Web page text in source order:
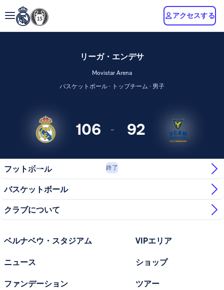
アクセスする
リーガ・エンデサ
Movistar Arena
バスケットボール · トップチーム · 男子
106 - 92
Real Madrid 終了
フットボール
バスケットボール
クラブについて
ベルナベウ・スタジアム
ニュース
ファンデーション
VIPエリア
ショップ
ツアー